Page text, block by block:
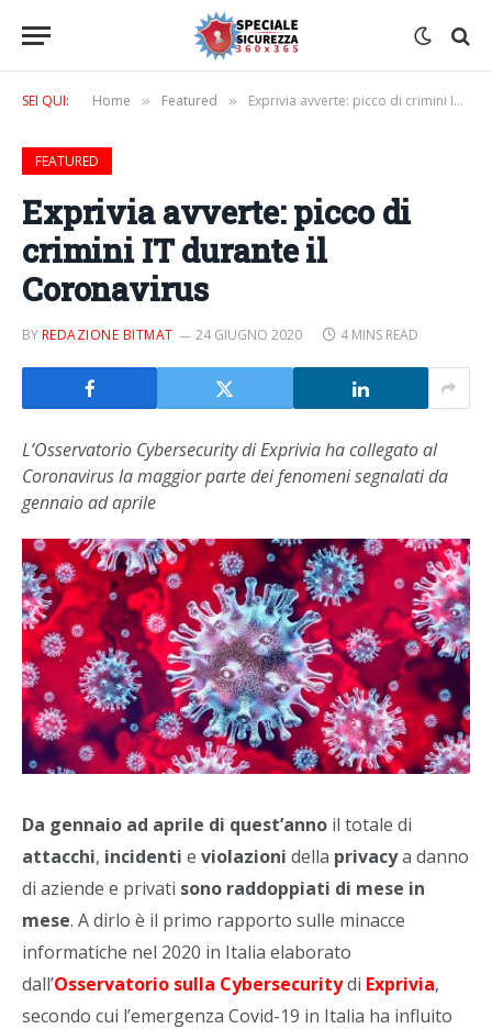
SEI QUI: Home » Featured » Exprivia avverte: picco di crimini IT durante il Coronavirus
FEATURED
Exprivia avverte: picco di
crimini IT durante il
Coronavirus
BYREDAZIONE BITMAT 24 GIUGNO 2020 4 MINS READ
L’Osservatorio Cybersecurity di Exprivia ha collegato al
Coronavirus la maggior parte dei fenomeni segnalati da
gennaio ad aprile
Da gennaio ad aprile di quest’anno il totale di
attacchi, incidenti e violazioni della privacya danno
di aziende e privati sono raddoppiati di mese in
mese. A dirlo è il primo rapporto sulle minacce
informatiche nel 2020 in Italia elaborato
dall’Osservatorio sulla Cybersecuritydi Exprivia,
secondo cui l’emergenza Covid-19 in Italia ha influito